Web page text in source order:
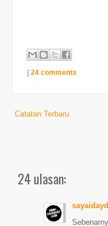
| 24 comments
Catatan Terbaru
24 ulasan: